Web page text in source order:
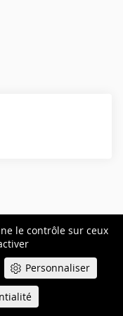
le contrôle sur ceux
Personnaliser
de procédure